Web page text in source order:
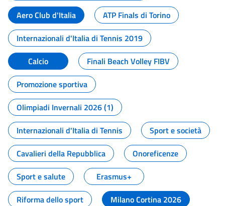
Aero Club d'Italia
ATP Finals di Torino
Internazionali d'Italia di Tennis 2019
Calcio
Finali Beach Volley FIBV
Promozione sportiva
Olimpiadi Invernali 2026 (1)
Internazionali d'Italia di Tennis
Sport e società
Cavalieri della Repubblica
Onoreficenze
Sport e salute
Erasmus+
Riforma dello sport
Milano Cortina 2026